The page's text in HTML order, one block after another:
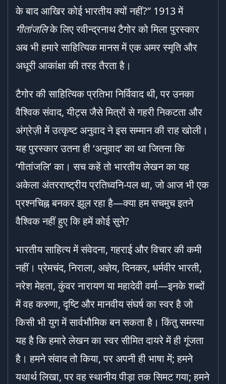
के बाद आखिर कोई भारतीय क्यों नहीं?” 1913 में
गीतांजलिके लिए रवीन्द्रनाथ टैगोर को मिला पुरस्कार
अब भी हमारे साहित्यिक मानस में एक अमर स्मृति और
अधूरी आकांक्षा की तरह तैरता है।
टैगोर की साहित्यिक प्रतिभा निर्विवाद थी, पर उनका
वैश्विक संवाद, यीट्स जैसे मित्रों से गहरी निकटता और
अंग्रेज़ी में उत्कृष्ट अनुवाद ने इस सम्मान की राह खोली।
यह पुरस्कार उतना ही ‘अनुवाद’ का था जितना कि
‘गीतांजलि’ का। सच कहें तो भारतीय लेखन का यह
अकेला अंतरराष्ट्रीय प्रतिध्वनि-पल था, जो आज भी एक
प्रश्नचिह्न बनकर झूल रहा है—क्या हम सचमुच इतने
वैश्विक नहीं हुए कि हमें कोई सुने?
भारतीय साहित्य में संवेदना, गहराई और विचार की कमी
नहीं। प्रेमचंद, निराला, अज्ञेय, दिनकर, धर्मवीर भारती,
नरेश मेहता, कुंवर नारायण या महादेवी वर्मा—इनके शब्दों
में वह करुणा, दृष्टि और मानवीय संघर्ष का स्वर है जो
किसी भी युग में सार्वभौमिक बन सकता है। किंतु समस्या
यह है कि हमारे लेखन का स्वर सीमित दायरे में ही गूंजता
है। हमने संवाद तो किया, पर अपनी ही भाषा में; हमने
यथार्थ लिखा, पर वह स्थानीय पीड़ा तक सिमट गया; हमने